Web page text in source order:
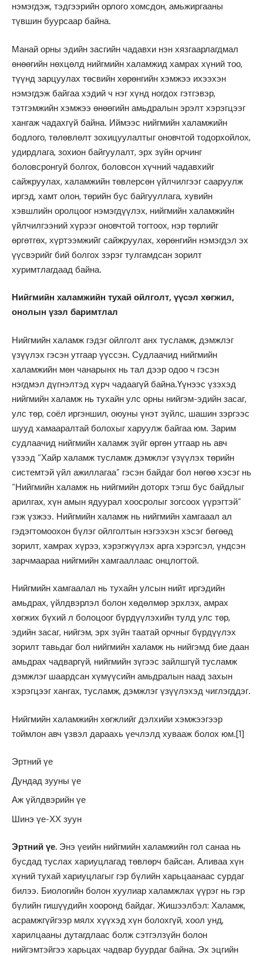
нэмэгдэж, тэдгээрийн орлого хомсдон, амьжиргааны
түвшин буурсаар байна.
Манай орны эдийн засгийн чадавхи нэн хязгаарлагдмал
өнөөгийн нөхцөлд нийгмийн халамжид хамрах хүний тоо,
түүнд зарцуулах төсвийн хөрөнгийн хэмжээ ихээхэн
нэмэгдэж байгаа хэдий ч нэг хүнд ногдох гэтгэвэр,
тэтгэмжийн хэмжээ өнөөгийн амьдралын эрэлт хэрэгцээг
хангаж чадахгүй байна. Иймээс нийгмийн халамжийн
бодлого, төлөвлөлт зохицуулалтыг оновчтой тодорхойлох,
удирдлага, зохион байгуулалт, эрх зүйн орчинг
боловсронгуй болгох, боловсон хүчний чадавхийг
сайжруулах, халамжийн төвлерсөн үйлчилгээг сааруулж
иргэд, хамт олон, төрийн бус байгууллага, хувийн
хэвшлийн оролцоог нэмэгдүүлэх, нийгмийн халамжийн
үйлчилгээний хүрээг оновчтой тогтоох, нэр төрлийг
өргөтгөх, хүртээмжийг сайжруулах, хөрөнгийн нэмэгдэл эх
үүсвэрийг бий болгох зэрэг тулгамдсан зорилт
хуримтлагдаад байна.
Нийгмийн халамжийн тухай ойлголт, үүсэл хөгжил,
онолын үзэл баримтлал
Нийгмийн халамж гэдэг ойлголт анх тусламж, дэмжлэг
үзүүлэх гэсэн утгаар үүссэн. Судлаачид нийгмийн
халамжийн мөн чанарынх нь тал дээр одоо ч гэсэн
нэгдмэл дүгнэлтэд хүрч чадаагүй байна.Үүнээс үзэхэд
нийгмийн халамж нь тухайн улс орны нийгэм-эдийн засаг,
улс төр, соёл иргэншил, оюуны үнэт зүйлс, шашин зэргээс
шууд хамааралтай болохыг харуулж байгаа юм. Зарим
судлаачид нийгмийн халамж зүйг өргөн утгаар нь авч
үзээд “Хайр халамж тусламж дэмжлэг үзүүлэх төрийн
системтэй үйл ажиллагаа” гэсэн байдаг бол нөгөө хэсэг нь
“Нийгмийн халамж нь нийгмийн доторх тэгш бус байдлыг
арилгах, хүн амын ядуурал хоосролыг зогсоох үүрэгтэй”
гэж үзжээ. Нийгмийн халамж нь нийгмийн хамгааал ал
гэдэгтомоохон бүлэг ойлголтын нэгээхэн хэсэг бөгөөд
зорилт, хамрах хүрээ, хэрэгжүүлэх арга хэрэгсэл, үндсэн
зарчмаараа нийгмийн хамгааллаас онцлогтой.
Нийгмийн хамгаалал нь тухайн улсын нийт иргэдийн
амьдрах, үйлдвэрлэл болон хөдөлмөр эрхлэх, амрах
хөгжих бүхий л болоцоог бүрдүүлэхийн тулд улс төр,
эдийн засаг, нийгэм, эрх зүйн таатай орчныг бүрдүүлэх
зорилт тавьдаг бол нийгмийн халамж нь нийгэмд бие даан
амьдрах чадваргүй, нийгмийн зүгээс зайлшгүй тусламж
дэмжлэг шаардсан хүмүүсийн амьдралын наад захын
хэрэгцээг хангах, тусламж, дэмжлэг үзүүлэхэд чиглэгддэг.
Нийгмийн халамжийн хөгжлийг дэлхийи хэмжээгээр
тоймлон авч үзвэл дараахь үечлэлд хувааж болох юм.[1]
Эртний үе
Дундад зууны үе
Аж үйлдвэрийн үе
Шинэ үе-ХХ зуун
Эртний үе. Энэ үеийн нийгмийн халамжийн гол санаа нь
бусдад туслах хариуцлагад төвлөрч байсан. Аливаа хүн
хүний тухай хариуцлагыг гэр бүлийн харьцаанаас сурдаг
билээ. Биологийн болон хуулиар халамжлах үүрэг нь гэр
бүлийн гишүүдийн хооронд байдаг. Жишээлбэл: Халамж,
асрамжгүйгээр мялх хүүхэд хүн болохгүй, хоол унд,
харилцааны дутагдлаас болж сэтгэлзүйн болон
нийгэмтэйгээ харьцах чадвар буурдаг байна. Эх эцгийн